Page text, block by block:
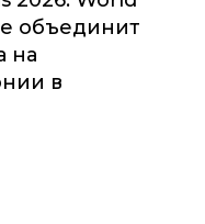
объединит
на
в